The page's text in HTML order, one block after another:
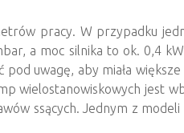
pracy. W przypadku
a moc silnika to ok. 0,4
uwagę, aby miała większe
wielostanowiskowych jest
ssących. Jednym z